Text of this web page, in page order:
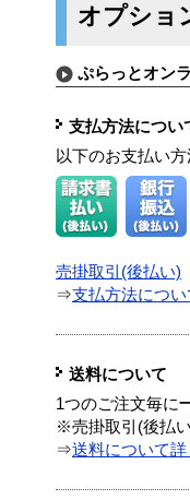
オプショ
ぷらっとオン
支払方法につい
以下のお支払い方
売掛取引(後払い)
⇒支払方法につ
送料について
1つのご注文毎に
※売掛取引(後払
⇒送料について